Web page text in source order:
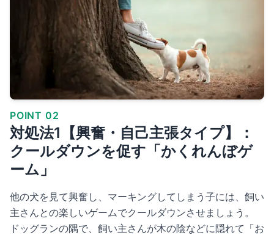
POINT 02
対処法1【興奮・自己主張タイプ】：
クールダウンを促す「かくれんぼゲ
ーム」
他の犬を見て興奮し、マーキングしてしまう子には、飼い
主さんとの楽しいゲームでクールダウンさせましょう。
ドッグランの隅で、飼い主さんが木の陰などに隠れて「お